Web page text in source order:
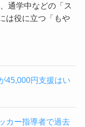
通学中などの「ス
は役に立つ「もや
45,000円支援はい
カー指導者で過去